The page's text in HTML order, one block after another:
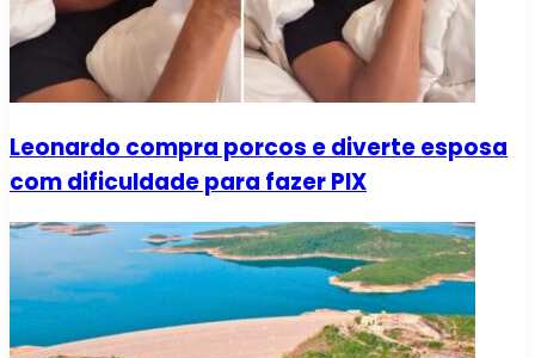
Leonardo compra porcos e diverte esposa
com dificuldade para fazer PIX